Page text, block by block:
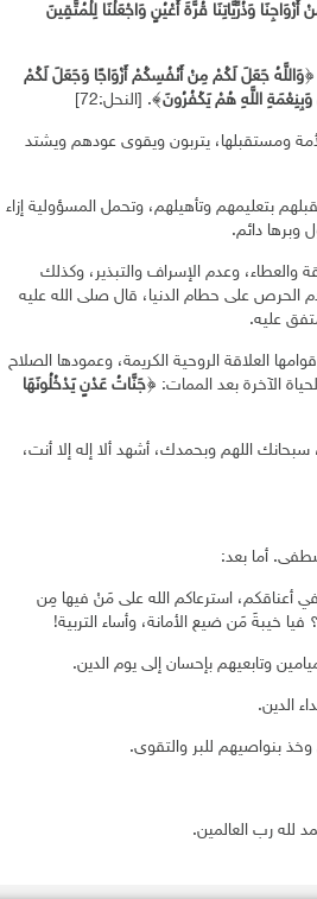
وَذُرِّيَّاتِنَا قُرَّةَ أَعْيُنٍ وَاجْعَلْنَا لِلْمُتَّقِينَ
﴿وَاللَّهُ جَعَلَ لَكُمْ مِنْ أَنْفُسِكُمْ أَزْوَاجًا وَجَعَلَ لَكُمْ
اللَّهِ هُمْ يَكْفُرُونَ﴾. [النحل:72]
ومستقبلها، يتربون ويقوى عودهم ويشتد
بتعليمهم وتأهيلهم، وتحمل المسؤولية إزاء
دائم.
والعطاء، وعدم الإسراف والتبذير، وكذلك
الحرص على حطام الدنيا، قال صلى الله عليه
عليه.
العلاقة الروحية الكريمة، وعمودها الصلاح
الآخرة بعد الممات: ﴿جَنَّاتُ عَدْنٍ يَدْخُلُونَهَا
سبحانك اللهم وبحمدك، أشهد ألا إله إلا أنت،
أما بعد:
أعناقكم، استرعاكم الله على مَنْ فيها مِن
خيبةَ مَن ضيع الأمانة، وأساء التربية!
وتابعيهم بإحسان إلى يوم الدين.
الدين.
بنواصيهم للبر والتقوى.
لله رب العالمين.